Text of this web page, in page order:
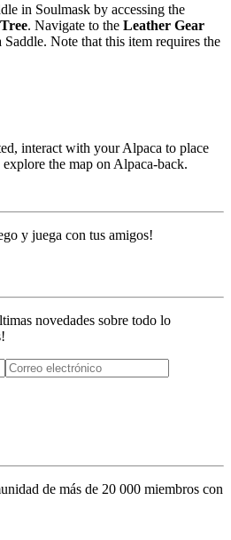
in Soulmask by accessing the
. Navigate to the Leather Gear
Note that this item requires the
interact with your Alpaca to place
the map on Alpaca-back.
y juega con tus amigos!
novedades sobre todo lo
de más de 20 000 miembros con